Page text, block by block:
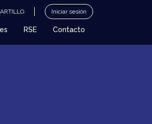
Iniciar sesión
RSE Contacto